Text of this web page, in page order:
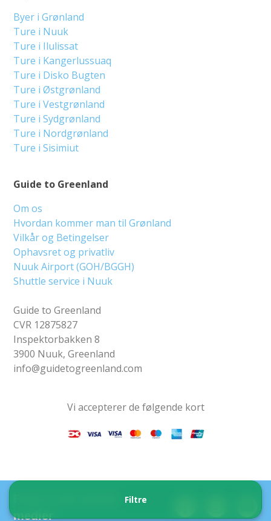
Filtre
Guide to Greenland
Om os
Hvordan kommer man til Grønland
Vilkår og Betingelser
Ophavsret og privatliv
Nuuk Airport (GOH/BGGH)
Shuttle service i Nuuk
Guide to Greenland
CVR 12875827
Inspektorbakken 8
3900 Nuuk, Greenland
info@guidetogreenland.com
Byer i Grønland
Ture i Nuuk
Ture i Ilulissat
Ture i Kangerlussuaq
Ture i Disko Bugten
Ture i Østgrønland
Ture i Vestgrønland
Ture i Sydgrønland
Ture i Nordgrønland
Ture i Sisimiut
Vi accepterer de følgende kort
medier